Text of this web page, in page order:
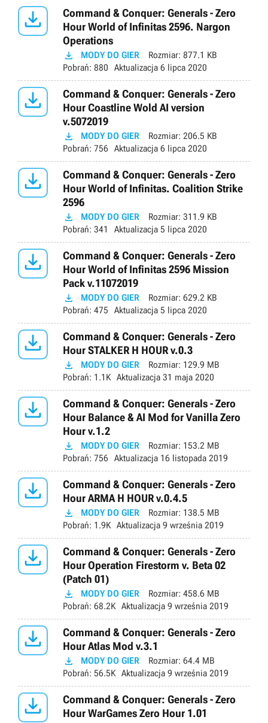

Command & Conquer: Generals - Zero
Hour World of Infinitas 2596. Nargon
Operations
 MODY DO GIER Rozmiar: 877.1 KB
Pobrań: 880 Aktualizacja 6 lipca 2020

Command & Conquer: Generals - Zero
Hour Coastline Wold AI version
v.5072019
 MODY DO GIER Rozmiar: 206.5 KB
Pobrań: 756 Aktualizacja 6 lipca 2020

Command & Conquer: Generals - Zero
Hour World of Infinitas. Coalition Strike
2596
 MODY DO GIER Rozmiar: 311.9 KB
Pobrań: 341 Aktualizacja 5 lipca 2020

Command & Conquer: Generals - Zero
Hour World of Infinitas 2596 Mission
Pack v.11072019
 MODY DO GIER Rozmiar: 629.2 KB
Pobrań: 475 Aktualizacja 5 lipca 2020

Command & Conquer: Generals - Zero
Hour STALKER H HOUR v.0.3
 MODY DO GIER Rozmiar: 129.9 MB
Pobrań: 1.1K Aktualizacja 31 maja 2020

Command & Conquer: Generals - Zero
Hour Balance & AI Mod for Vanilla Zero
Hour v.1.2
 MODY DO GIER Rozmiar: 153.2 MB
Pobrań: 756 Aktualizacja 16 listopada 2019

Command & Conquer: Generals - Zero
Hour ARMA H HOUR v.0.4.5
 MODY DO GIER Rozmiar: 138.5 MB
Pobrań: 1.9K Aktualizacja 9 września 2019

Command & Conquer: Generals - Zero
Hour Operation Firestorm v. Beta 02
(Patch 01)
 MODY DO GIER Rozmiar: 458.6 MB
Pobrań: 68.2K Aktualizacja 9 września 2019

Command & Conquer: Generals - Zero
Hour Atlas Mod v.3.1
 MODY DO GIER Rozmiar: 64.4 MB
Pobrań: 56.5K Aktualizacja 9 września 2019

Command & Conquer: Generals - Zero
Hour WarGames Zero Hour 1.01